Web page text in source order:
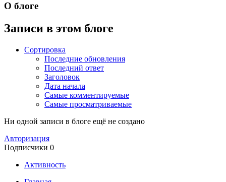
О блоге
Записи в этом блоге
Сортировка
Последние обновления
Последний ответ
Заголовок
Дата начала
Самые комментируемые
Самые просматриваемые
Ни одной записи в блоге ещё не создано
Авторизация
Подписчики 0
Активность